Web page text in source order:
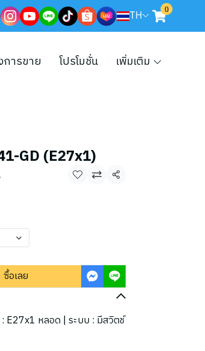
TH 0
ารขาย โปรโมชั่น เพิ่มเติม
GD (E27x1)
แชร์
ซื้อเลย
E27x1 หลอด | ระบบ : มีสวิตช์